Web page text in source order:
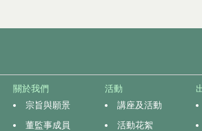
關於我們
宗旨與願景
董監事成員
活動
講座及活動
活動花絮